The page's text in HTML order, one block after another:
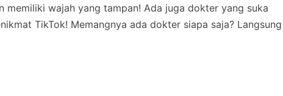
wajah yang tampan! Ada juga dokter yang suka
TikTok! Memangnya ada dokter siapa saja? Langsung